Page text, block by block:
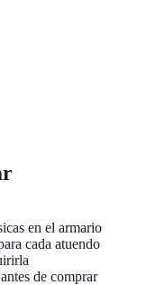
en el armario
cada atuendo
de comprar